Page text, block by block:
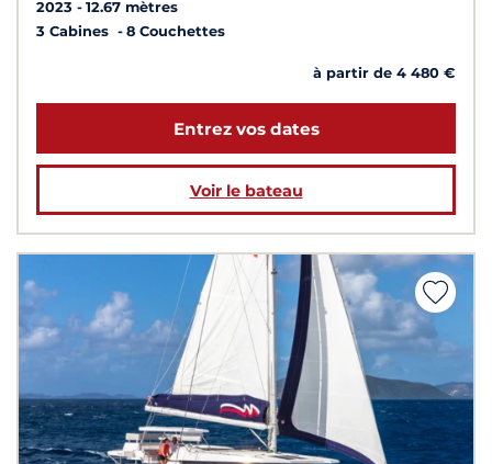
2023
12.67 mètres
3 Cabines
8 Couchettes
à partir de 4 480 €
Entrez vos dates
Voir le bateau